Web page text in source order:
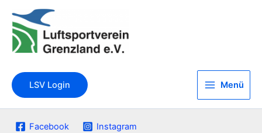
Inhalt
springen
LSV Login Menü
Facebook Instagram